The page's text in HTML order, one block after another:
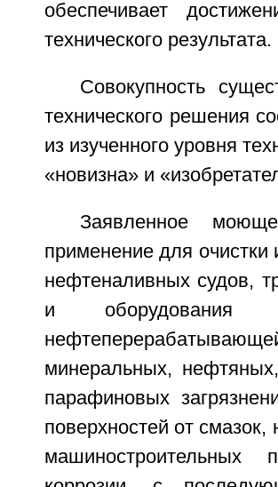
обеспечивает
технического результата.
Совокупность
технического решения
из изученного уровня
«новизна» и
Заявленное
применение для очистки
нефтеналивных судов,
и
минеральных,
парафиновых
поверхностей от